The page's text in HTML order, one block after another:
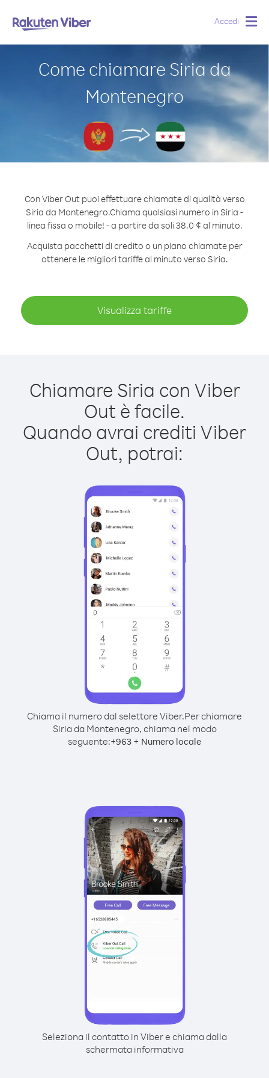
Accedi
Come chiamare Siria da
Montenegro
Con Viber Out puoi effettuare chiamate di qualità verso
Siria da Montenegro.Chiama qualsiasi numero in Siria -
linea fissa o mobile! - a partire da soli 38.0 ¢ al minuto.
Acquista pacchetti di credito o un piano chiamate per
ottenere le migliori tariffe al minuto verso Siria.
Visualizza tariffe
Chiamare Siria con Viber
Out è facile.
Quando avrai crediti Viber
Out, potrai:
Chiama il numero dal selettore Viber.Per chiamare
Siria da Montenegro, chiama nel modo
seguente:+963 + Numero locale
Seleziona il contatto in Viber e chiama dalla
schermata informativa